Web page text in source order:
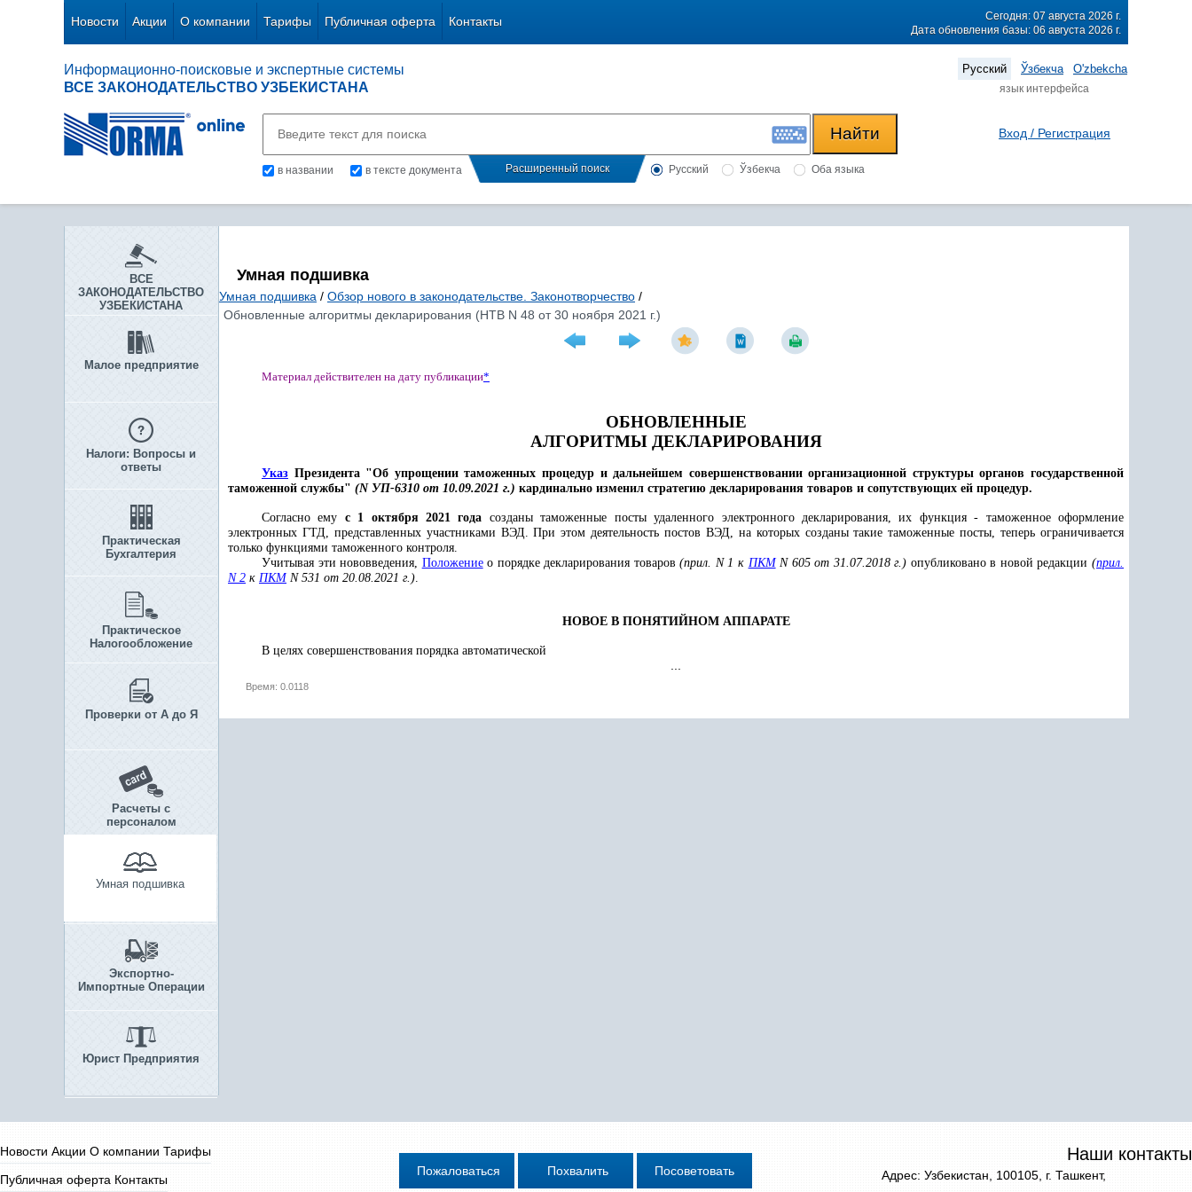
Новости Акции О компании Тарифы Публичная оферта Контакты
Сегодня: 07 августа 2026 г.
Дата обновления базы: 06 августа 2026 г.
Информационно-поисковые и экспертные системы
ВСЕ ЗАКОНОДАТЕЛЬСТВО УЗБЕКИСТАНА
Русский Ўзбекча O'zbekcha
язык интерфейса
в названии в тексте документа Расширенный поиск Русский Ўзбекча Оба языка
Вход / Регистрация
ВСЕ
ЗАКОНОДАТЕЛЬСТВО
УЗБЕКИСТАНА
Малое предприятие
Налоги: Вопросы и
ответы
Практическая
Бухгалтерия
Практическое
Налогообложение
Проверки от А до Я
Расчеты с
персоналом
Умная подшивка
Экспортно-
Импортные Операции
Юрист Предприятия
Умная подшивка
Умная подшивка / Обзор нового в законодательстве. Законотворчество /
Обновленные алгоритмы декларирования (НТВ N 48 от 30 ноября 2021 г.)
Материал действителен на дату публикации*
ОБНОВЛЕННЫЕ
АЛГОРИТМЫ ДЕКЛАРИРОВАНИЯ
Указ Президента "Об упрощении таможенных процедур и дальнейшем совершенствовании организационной структуры органов государственной
таможенной службы" (N УП-6310 от 10.09.2021 г.) кардинально изменил стратегию декларирования товаров и сопутствующих ей процедур.
Согласно ему с 1 октября 2021 года созданы таможенные посты удаленного электронного декларирования, их функция - таможенное оформление
электронных ГТД, представленных участниками ВЭД. При этом деятельность постов ВЭД, на которых созданы такие таможенные посты, теперь ограничивается
только функциями таможенного контроля.
Учитывая эти нововведения, Положениео порядке декларирования товаров(прил. N 1 к ПКМ N 605 от 31.07.2018 г.) опубликовано в новой редакции(прил.
N 2 к ПКМN 531 от 20.08.2021 г.).
НОВОЕ В ПОНЯТИЙНОМ АППАРАТЕ
В целях совершенствования порядка автоматической
Время: 0.0118
Новости Акции О компании Тарифы
Публичная оферта Контакты
Наши контакты
Адрес: Узбекистан, 100105, г. Ташкент,